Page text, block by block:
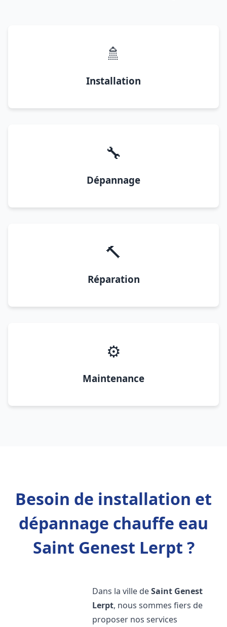
🚿
Installation
🔧
Dépannage
🔨
Réparation
⚙️
Maintenance
Besoin de installation et
dépannage chauffe eau
Saint Genest Lerpt ?
Dans la ville deSaint Genest
Lerpt, nous sommes fiers de
proposer nos services